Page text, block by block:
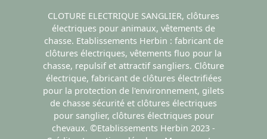
CLOTURE ELECTRIQUE SANGLIER, clôtures
électriques pour animaux, vêtements de
chasse. Etablissements Herbin : fabricant de
clôtures électriques, vêtements fluo pour la
chasse, repulsif et attractif sangliers. Clôture
électrique, fabricant de clôtures électrifiées
pour la protection de l'environnement, gilets
de chasse sécurité et clôtures électriques
pour sanglier, clôtures électriques pour
chevaux. ©Etablissements Herbin 2023 -